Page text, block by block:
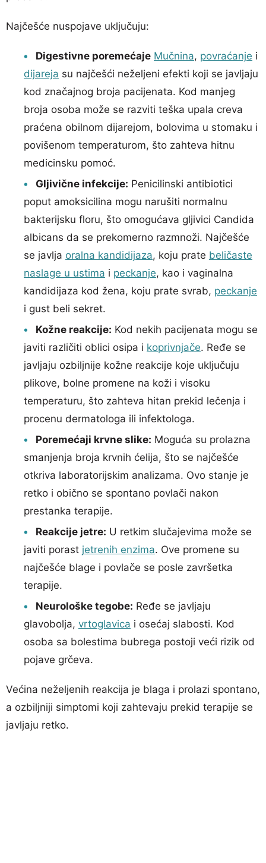
Najčešće nuspojave uključuju:
Digestivne poremećaje Mučnina, povraćanje i
dijareja su najčešći neželjeni efekti koji se javljaju
kod značajnog broja pacijenata. Kod manjeg
broja osoba može se razviti teška upala creva
praćena obilnom dijarejom, bolovima u stomaku i
povišenom temperaturom, što zahteva hitnu
medicinsku pomoć.
Gljivične infekcije: Penicilinski antibiotici
poput amoksicilina mogu narušiti normalnu
bakterijsku floru, što omogućava gljivici Candida
albicans da se prekomerno razmnoži. Najčešće
se javlja oralna kandidijaza, koju prate beličaste
naslage u ustima i peckanje, kao i vaginalna
kandidijaza kod žena, koju prate svrab, peckanje
i gust beli sekret.
Kožne reakcije: Kod nekih pacijenata mogu se
javiti različiti oblici osipa i koprivnjače. Ređe se
javljaju ozbiljnije kožne reakcije koje uključuju
plikove, bolne promene na koži i visoku
temperaturu, što zahteva hitan prekid lečenja i
procenu dermatologa ili infektologa.
Poremećaji krvne slike: Moguća su prolazna
smanjenja broja krvnih ćelija, što se najčešće
otkriva laboratorijskim analizama. Ovo stanje je
retko i obično se spontano povlači nakon
prestanka terapije.
Reakcije jetre: U retkim slučajevima može se
javiti porast jetrenih enzima. Ove promene su
najčešće blage i povlače se posle završetka
terapije.
Neurološke tegobe: Ređe se javljaju
glavobolja, vrtoglavica i osećaj slabosti. Kod
osoba sa bolestima bubrega postoji veći rizik od
pojave grčeva.
Većina neželjenih reakcija je blaga i prolazi spontano,
a ozbiljniji simptomi koji zahtevaju prekid terapije se
javljaju retko.